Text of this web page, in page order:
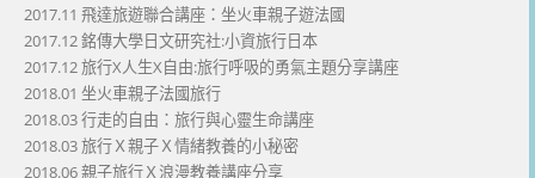
2017.11 飛達旅遊聯合講座：坐火車親子遊法國
2017.12 銘傳大學日文研究社:小資旅行日本
2017.12 旅行X人生X自由:旅行呼吸的勇氣主題分享講座
2018.01 坐火車親子法國旅行
2018.03 行走的自由：旅行與心靈生命講座
2018.03 旅行Ｘ親子Ｘ情緒教養的小秘密
2018.06 親子旅行Ｘ浪漫教養講座分享